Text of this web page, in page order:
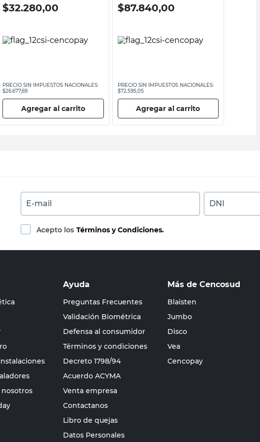
$32.280,00
PRECIO SIN IMPUESTOS NACIONALES:
$26.677,69
Agregar al carrito
$87.840,00
PRECIO SIN IMPUESTOS NACIONALES:
$72.595,05
Agregar al carrito
E-mail DNI
Acepto los Términos y Condiciones.
nosotros
Ayuda
Preguntas Frecuentes
Validación Biométrica
Defensa al consumidor
Términos y condiciones
Decreto 1798/94
Acuerdo ACYMA
Venta empresa
Contactanos
Libro de quejas
Datos Personales
Más de Cencosud
Blaisten
Jumbo
Disco
Vea
Cencopay